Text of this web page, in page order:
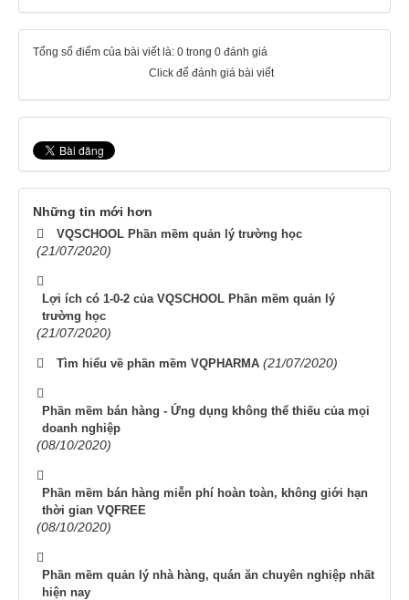
Tổng số điểm của bài viết là: 0 trong 0 đánh giá
Click để đánh giá bài viết
Những tin mới hơn
VQSCHOOL Phần mềm quản lý trường học
(21/07/2020)
Lợi ích có 1-0-2 của VQSCHOOL Phần mềm quản lý
trường học
(21/07/2020)
Tìm hiểu về phần mềm VQPHARMA (21/07/2020)
Phần mềm bán hàng - Ứng dụng không thể thiếu của mọi
doanh nghiệp
(08/10/2020)
Phần mềm bán hàng miễn phí hoàn toàn, không giới hạn
thời gian VQFREE
(08/10/2020)
Phần mềm quản lý nhà hàng, quán ăn chuyên nghiệp nhất
hiện nay